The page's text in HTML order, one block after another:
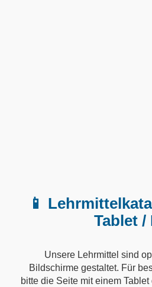
📱
Tablet /
Unsere Lehrmittel sind
Bildschirme gestaltet. Für
bitte die Seite mit einem